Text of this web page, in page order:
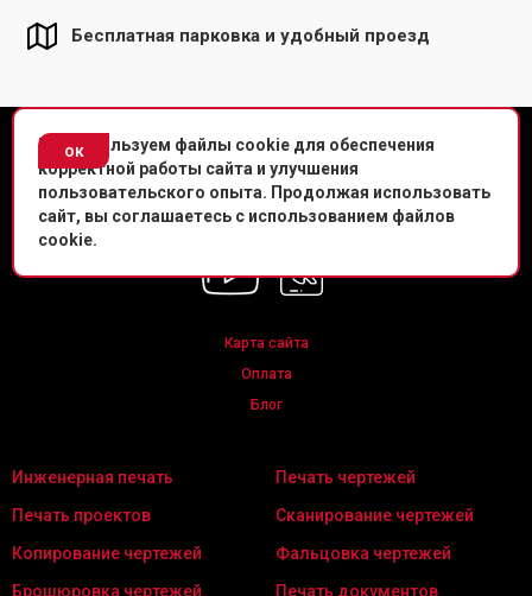
Бесплатная парковка и удобный проезд
ок
Мы используем файлы cookie для обеспечения
корректной работы сайта и улучшения
пользовательского опыта. Продолжая использовать
сайт, вы соглашаетесь с использованием файлов
cookie.
© Копировальный центр «Копировальня» 2013-
Политика конфиденциальности
Мы в соц. сетях
Карта сайта
Оплата
Блог
Инженерная печать
Печать чертежей
Печать проектов
Сканирование чертежей
Копирование чертежей
Фальцовка чертежей
Брошюровка чертежей
Печать документов